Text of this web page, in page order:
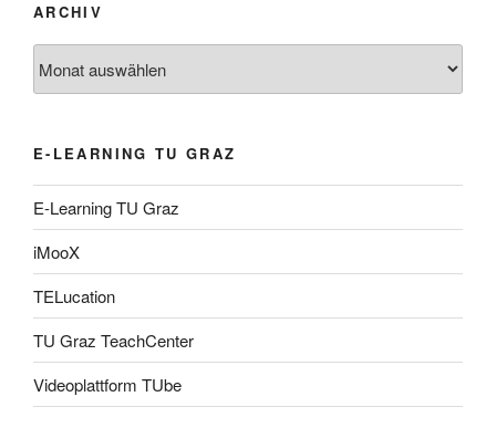
ARCHIV
E-LEARNING TU GRAZ
E-Learning TU Graz
iMooX
TELucation
TU Graz TeachCenter
Videoplattform TUbe